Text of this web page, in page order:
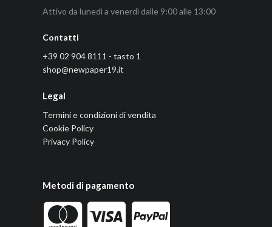
Attivo da lunedì a venerdì dalle 9:00 alle 13:00
Contatti
+39 02 904 8111 - tasto 1
shop@newpaper19.it
Legal
Termini e condizioni di vendita
Cookie Policy
Privacy Policy
Metodi di pagamento